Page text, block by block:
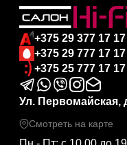
+375 29 377 17 17
+375 29 777 17 17
+375 25 777 17 17
Ул. Первомайская,
Смотреть на карте